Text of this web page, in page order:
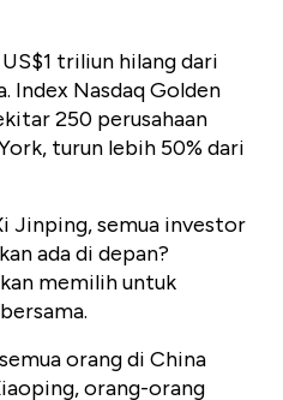
triliun hilang dari
Index Nasdaq Golden
250 perusahaan
turun lebih 50% dari
Jinping, semua investor
ada di depan?
memilih untuk
orang di China
orang-orang